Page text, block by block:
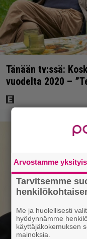
Tänään tv:ssä:
vuodelta 2020 –
Arvostamme
Tarvitsemme
Me ja huolellisesti
hyödynnämme
käyttäjäkokemuksen
mainoksia.